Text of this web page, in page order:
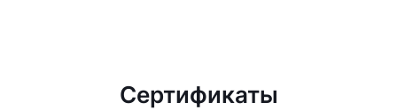
Сертификаты